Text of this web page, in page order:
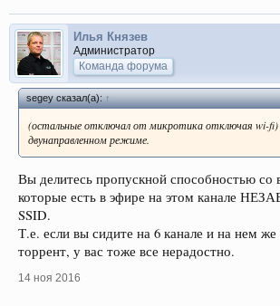
Илья Князев
Администратор
Команда форума
segey сказал(а):↑
(остальные отключал от микротика отключая wi-fi)
двунаправленном режиме.
Вы делитесь пропускной способностью со
которые есть в эфире на этом канале
SSID.
Т.е. если вы сидите на 6 канале и на нем же
торрент, у вас тоже все нерадостно.
14 ноя 2016